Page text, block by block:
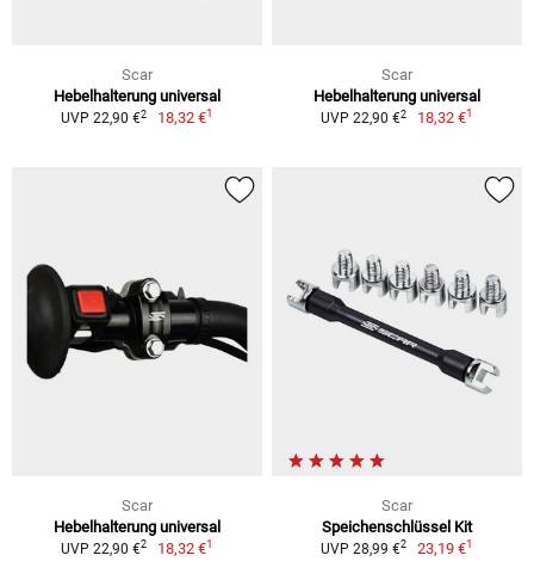
Scar
Hebelhalterung universal
UVP 22,90 €2 18,32 €1
Scar
Hebelhalterung universal
UVP 22,90 €2 18,32 €1
Scar
Hebelhalterung universal
UVP 22,90 €2 18,32 €1
Scar
Speichenschlüssel Kit
UVP 28,99 €2 23,19 €1